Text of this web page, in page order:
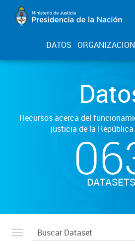
DATOS
Recursos acerca del
justicia de la
DATASETS